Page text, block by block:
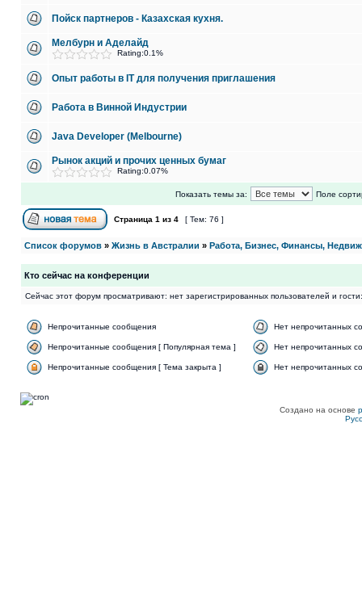
Пойск партнеров - Казахская кухня.
Мелбурн и Аделайд
Rating:0.1%
Опыт работы в IT для получения приглашения
Работа в Винной Индустрии
Java Developer (Melbourne)
Рынок акций и прочих ценных бумаг
Rating:0.07%
Показать темы за: Поле
Страница 1 из 4 [ Тем: 76 ]
Список форумов » Жизнь в Австралии » Работа, Бизнес, Финансы,
Кто сейчас на конференции
Сейчас этот форум просматривают: нет зарегистрированных пользователей и
Непрочитанные сообщения Нет непрочитанных
Непрочитанные сообщения [ Популярная тема ] Нет непрочитанных
Непрочитанные сообщения [ Тема закрыта ] Нет непрочитанных
Создано на основе